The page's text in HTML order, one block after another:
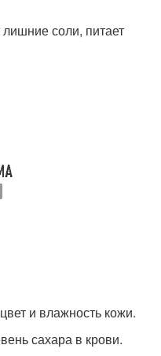
соли, питает
и влажность кожи.
сахара в крови.